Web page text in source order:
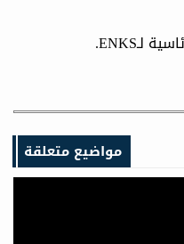
مواضيع متعلقة